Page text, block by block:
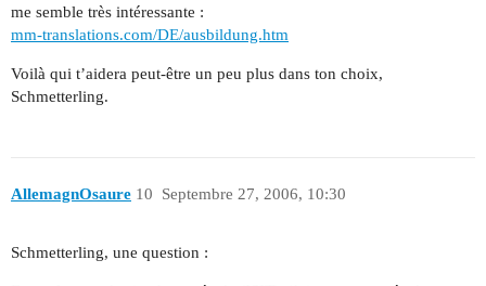
me semble très intéressante :
mm-translations.com/DE/ausbildung.htm
Voilà qui t’aidera peut-être un peu plus dans ton choix,
Schmetterling.
AllemagnOsaure Septembre 27, 2006, 10:30
10
Schmetterling, une question :